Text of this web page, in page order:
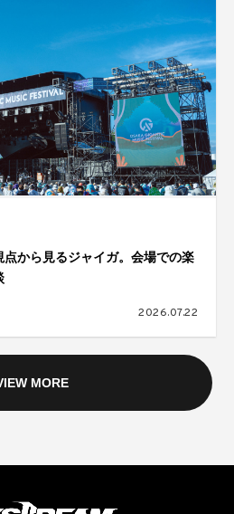
から見るジャイガ。会場での楽
2026.07.22
MORE